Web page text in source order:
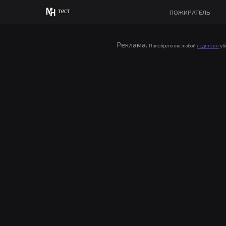
тест ПОЖИРАТЕЛЬ
Реклама. Приобретение любой подписки